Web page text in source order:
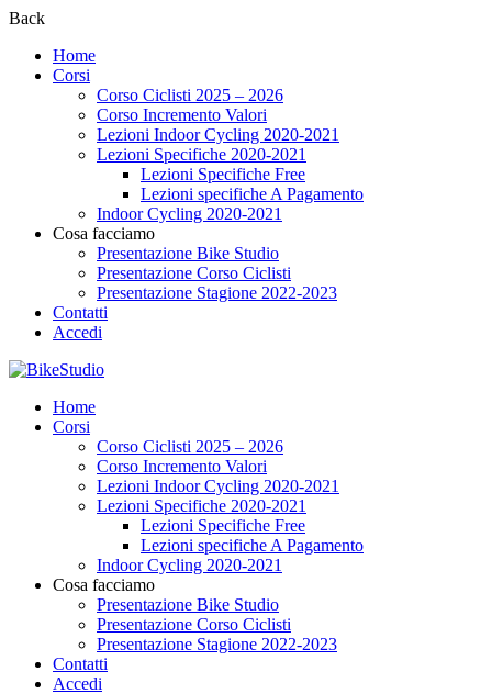
Back
Home
Corsi
Corso Ciclisti 2025 – 2026
Corso Incremento Valori
Lezioni Indoor Cycling 2020-2021
Lezioni Specifiche 2020-2021
Lezioni Specifiche Free
Lezioni specifiche A Pagamento
Indoor Cycling 2020-2021
Cosa facciamo
Presentazione Bike Studio
Presentazione Corso Ciclisti
Presentazione Stagione 2022-2023
Contatti
Accedi
Home
Corsi
Corso Ciclisti 2025 – 2026
Corso Incremento Valori
Lezioni Indoor Cycling 2020-2021
Lezioni Specifiche 2020-2021
Lezioni Specifiche Free
Lezioni specifiche A Pagamento
Indoor Cycling 2020-2021
Cosa facciamo
Presentazione Bike Studio
Presentazione Corso Ciclisti
Presentazione Stagione 2022-2023
Contatti
Accedi